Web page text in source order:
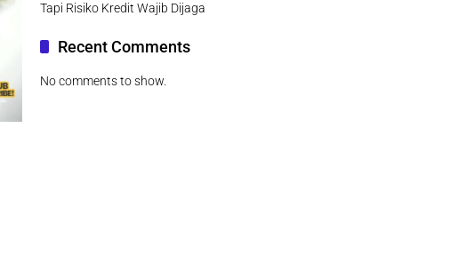
Tapi Risiko Kredit Wajib Dijaga
Recent Comments
No comments to show.